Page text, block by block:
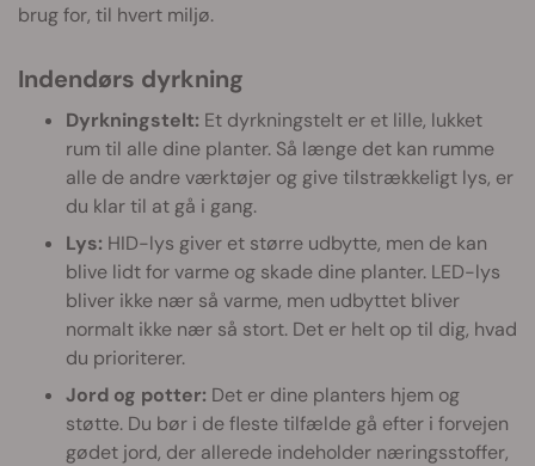
brug for, til hvert miljø.
Indendørs dyrkning
Dyrkningstelt: Et dyrkningstelt er et lille, lukket
rum til alle dine planter. Så længe det kan rumme
alle de andre værktøjer og give tilstrækkeligt lys, er
du klar til at gå i gang.
Lys: HID-lys giver et større udbytte, men de kan
blive lidt for varme og skade dine planter. LED-lys
bliver ikke nær så varme, men udbyttet bliver
normalt ikke nær så stort. Det er helt op til dig, hvad
du prioriterer.
Jord og potter: Det er dine planters hjem og
støtte. Du bør i de fleste tilfælde gå efter i forvejen
gødet jord, der allerede indeholder næringsstoffer,